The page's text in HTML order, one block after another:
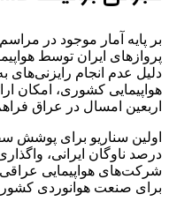
دلیل عدم انجام
هواپیمایی کشوری، امکان
اربعین امسال در عراق
درصد ناوگان ایرانی،
شرکت‌های هواپیمایی
برای صنعت هوانوردی کشور